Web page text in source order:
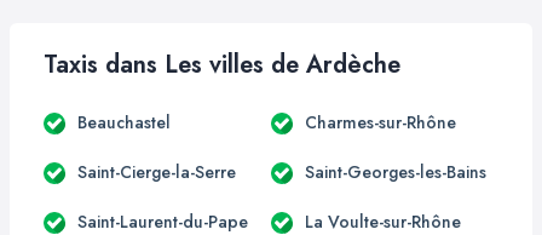
Taxis dans Les villes de Ardèche
Beauchastel Charmes-sur-Rhône
Saint-Cierge-la-Serre Saint-Georges-les-Bains
Saint-Laurent-du-Pape La Voulte-sur-Rhône